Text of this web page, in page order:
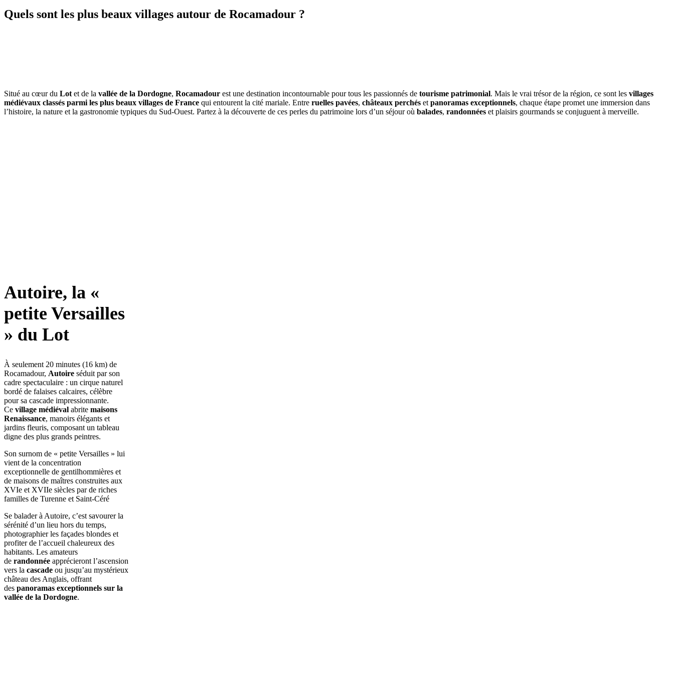
Quels sont les plus beaux villages autour de Rocamadour ?
Situé au cœur du Lot et de la vallée de la Dordogne, Rocamadour est une destination incontournable pour tous les passionnés de tourisme patrimonial. Mais le vrai trésor de la région, ce sont les villages
médiévaux classés parmi les plus beaux villages de France qui entourent la cité mariale. Entre ruelles pavées, châteaux perchés et panoramas exceptionnels, chaque étape promet une immersion dans
l’histoire, la nature et la gastronomie typiques du Sud-Ouest. Partez à la découverte de ces perles du patrimoine lors d’un séjour où balades, randonnées et plaisirs gourmands se conjuguent à merveille.
Autoire, la «
petite Versailles
» du Lot
À seulement 20 minutes (16 km) de
Rocamadour, Autoire séduit par son
cadre spectaculaire : un cirque naturel
bordé de falaises calcaires, célèbre
pour sa cascade impressionnante.
Ce village médiéval abrite maisons
Renaissance, manoirs élégants et
jardins fleuris, composant un tableau
digne des plus grands peintres.
Son surnom de « petite Versailles » lui
vient de la concentration
exceptionnelle de gentilhommières et
de maisons de maîtres construites aux
XVIe et XVIIe siècles par de riches
familles de Turenne et Saint-Céré
Se balader à Autoire, c’est savourer la
sérénité d’un lieu hors du temps,
photographier les façades blondes et
profiter de l’accueil chaleureux des
habitants. Les amateurs
de randonnée apprécieront l’ascension
vers la cascade ou jusqu’au mystérieux
château des Anglais, offrant
des panoramas exceptionnels sur la
vallée de la Dordogne.